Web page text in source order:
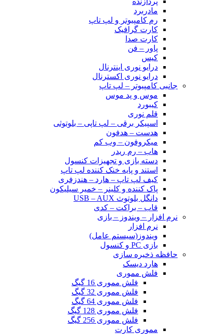
مادربرد
رم کامپیوتر و لپ تاپ
کارت گرافیک
کارت صدا
پاور – فن
کیس
درایو نوری اینترنال
درایو نوری اکسترنال
جانبی کامپیوتر – لپ تاپ
موس و پد موس
کیبورد
قلم نوری
اسپیکر برقی – لپ تاپی – بلوتوثی
هدست – هدفون
میکروفون – وب کم
هاب – رم ریدر
دسته بازی و تجهیزات کنسول
استند و پایه خنک کننده لپ تاپ
کیف لپ تاپ – هارد – هندزفری
پاک کننده و کلینر – خمیر سیلیکون
دانگل بلوتوث USB – AUX
قاب – براکت – کدی
نرم افزار – ویندوز – بازی
نرم افزار
ویندوز(سیستم عامل)
بازی PC و کنسول
حافظه ذخیره سازی
هارد دیسک
فلش مموری
فلش مموری 16 گیگ
فلش مموری 32 گیگ
فلش مموری 64 گیگ
فلش مموری 128 گیگ
فلش مموری 256 گیگ
مموری کارت